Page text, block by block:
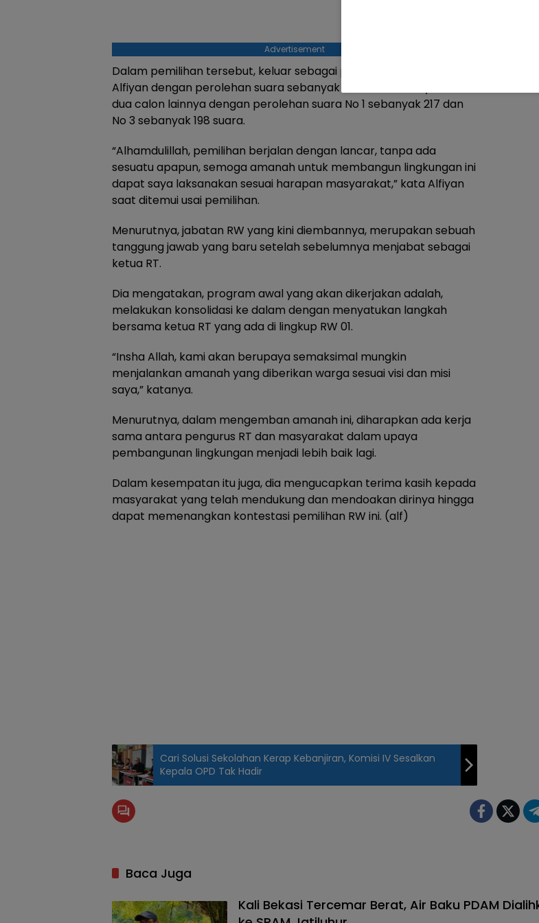
Advertisement
Dalam pemilihan tersebut, keluar sebagai pemenang, calon No 2
Alfiyan dengan perolehan suara sebanyak 226 suara, menyisihkan
dua calon lainnya dengan perolehan suara No 1 sebanyak 217 dan
No 3 sebanyak 198 suara.
“Alhamdulillah, pemilihan berjalan dengan lancar, tanpa ada
sesuatu apapun, semoga amanah untuk membangun lingkungan ini
dapat saya laksanakan sesuai harapan masyarakat,” kata Alfiyan
saat ditemui usai pemilihan.
Menurutnya, jabatan RW yang kini diembannya, merupakan sebuah
tanggung jawab yang baru setelah sebelumnya menjabat sebagai
ketua RT.
Dia mengatakan, program awal yang akan dikerjakan adalah,
melakukan konsolidasi ke dalam dengan menyatukan langkah
bersama ketua RT yang ada di lingkup RW 01.
“Insha Allah, kami akan berupaya semaksimal mungkin
menjalankan amanah yang diberikan warga sesuai visi dan misi
saya,” katanya.
Menurutnya, dalam mengemban amanah ini, diharapkan ada kerja
sama antara pengurus RT dan masyarakat dalam upaya
pembangunan lingkungan menjadi lebih baik lagi.
Dalam kesempatan itu juga, dia mengucapkan terima kasih kepada
masyarakat yang telah mendukung dan mendoakan dirinya hingga
dapat memenangkan kontestasi pemilihan RW ini. (alf)
Cari Solusi Sekolahan Kerap Kebanjiran, Komisi IV Sesalkan
Kepala OPD Tak Hadir
Baca Juga
Kali Bekasi Tercemar Berat, Air Baku PDAM